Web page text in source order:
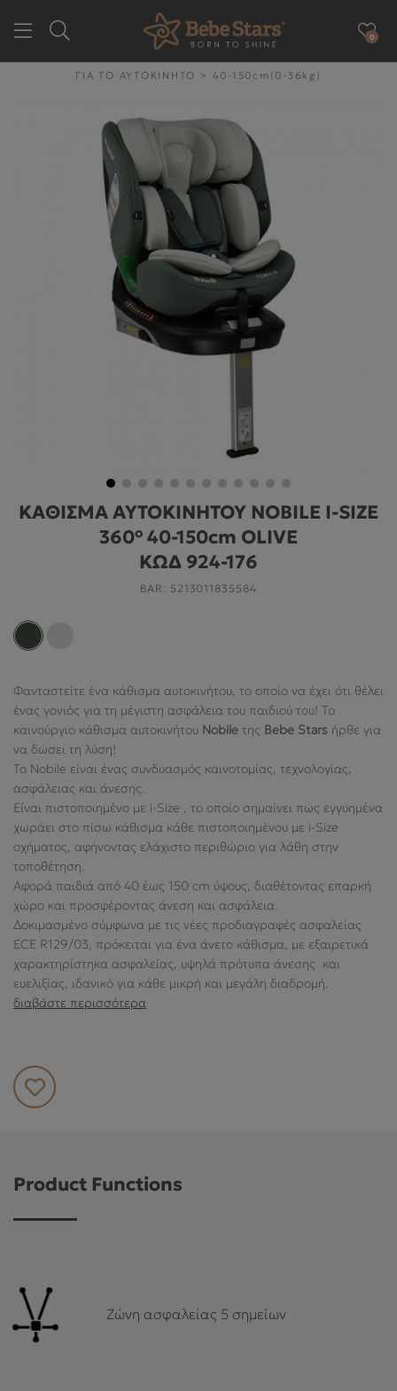
GR EN
ΓΙΑ ΤΗΝ ΒΟΛΤΑ
ΓΙΑ ΤΟ ΑΥΤΟΚΙΝΗΤΟ
ΠΡΟΣΦΟΡΕΣ
B2B
ABOUT US
ΠΛΗΡΟΦΟΡΙΕΣ
ΕΞΥΠΗΡΈΤΗΣΗ ΠΕΛΑΤΏΝ
0
ΓΙΑ ΤΟ ΑΥΤΟΚΙΝΗΤΟ > 40-150cm(0-36kg)
ΚΑΘΙΣΜΑ ΑΥΤΟΚΙΝΗΤΟΥ NOBILE I-SIZE
360° 40-150cm OLIVE
ΚΩΔ 924-176
BAR: 5213011835584
Φανταστείτε ένα κάθισμα αυτοκινήτου, το οποίο να έχει ότι θέλει
ένας γονιός για τη μέγιστη ασφάλεια του παιδιού του! Το
καινούργιο κάθισμα αυτοκινήτου Nobile της Bebe Stars ήρθε για
να δώσει τη λύση!
Το Nobile είναι ένας συνδυασμός καινοτομίας, τεχνολογίας,
ασφάλειας και άνεσης.
Είναι πιστοποιημένο με i-Size , το οποίο σημαίνει πως εγγυημένα
χωράει στο πίσω κάθισμα κάθε πιστοποιημένου με i-Size
οχήματος, αφήνοντας ελάχιστο περιθώριο για λάθη στην
τοποθέτηση.
Αφορά παιδιά από 40 έως 150 cm ύψους, διαθέτοντας επαρκή
χώρο και προσφέροντας άνεση και ασφάλεια.
Δοκιμασμένο σύμφωνα με τις νέες προδιαγραφές ασφαλείας
ECE R129/03, πρόκειται για ένα άνετο κάθισμα, με εξαιρετικά
χαρακτηρίστηκα ασφαλείας, υψηλά πρότυπα άνεσης και
ευελιξίας, ιδανικό για κάθε μικρή και μεγάλη διαδρομή.
διαβάστε περισσότερα
Product Functions
Ζώνη ασφαλείας 5 σημείων